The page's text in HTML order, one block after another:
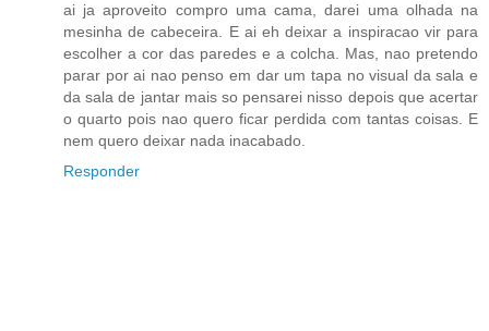
ai ja aproveito compro uma cama, darei uma olhada na
mesinha de cabeceira. E ai eh deixar a inspiracao vir para
escolher a cor das paredes e a colcha. Mas, nao pretendo
parar por ai nao penso em dar um tapa no visual da sala e
da sala de jantar mais so pensarei nisso depois que acertar
o quarto pois nao quero ficar perdida com tantas coisas. E
nem quero deixar nada inacabado.
Responder